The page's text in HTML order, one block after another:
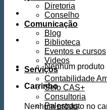
Nenhum produto
Carrinho
Nenhum produto no
Diretoria
Conselho
Comunicação
Blog
Biblioteca
Eventos e cursos
Videos
Serviços
Contabilidade
Selo CAS+
Consultoria
Palestras